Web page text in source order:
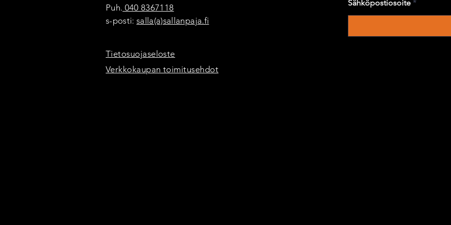
Puh. 040 8367118
s-posti:salla(a)sallanpaja.fi
Sähköpostiosoite
Tietosuojaseloste
Verkkokaupan toimitusehdot